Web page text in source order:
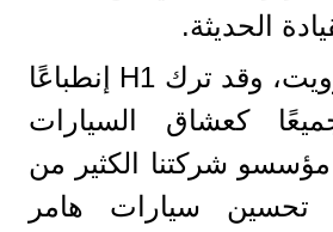
الحديثة.
نشأنا في ديترويت، وقد ترك H1 إنطباعًا
كعشاق السيارات
مؤسسو شركتنا الكثير من
تحسين سيارات هامر